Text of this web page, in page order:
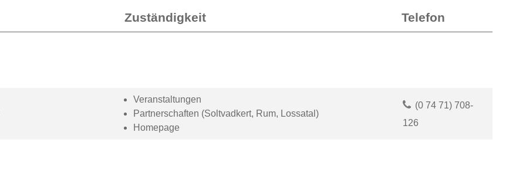
Zuständigkeit Telefon
Veranstaltungen
Partnerschaften (Soltvadkert, Rum, Lossatal)
Homepage
(0 74 71) 708-
126